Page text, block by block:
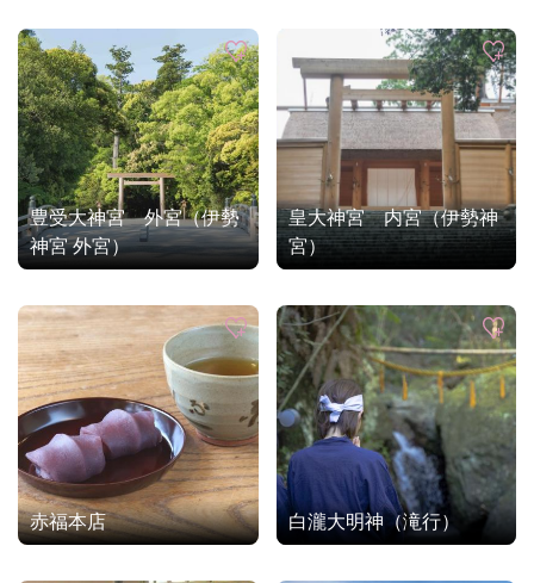
豊受大神宮 外宮（伊勢
神宮 外宮）
皇大神宮 内宮（伊勢神
宮）
赤福本店 白瀧大明神（滝行）